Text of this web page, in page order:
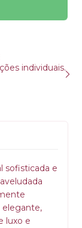
individuais.
sofisticada e
elegante,
luxo e